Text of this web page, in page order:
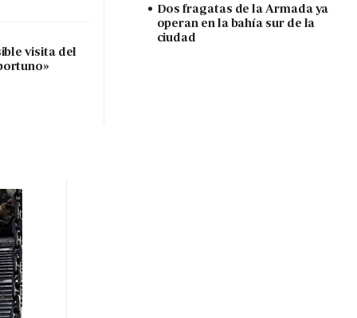
visita del
Dos fragatas de la Armada ya
operan en la bahía sur de la
ciudad